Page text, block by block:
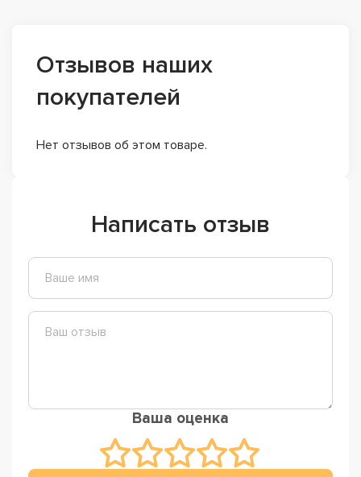
Отзывов наших
покупателей
Нет отзывов об этом товаре.
Написать отзыв
Ваша оценка